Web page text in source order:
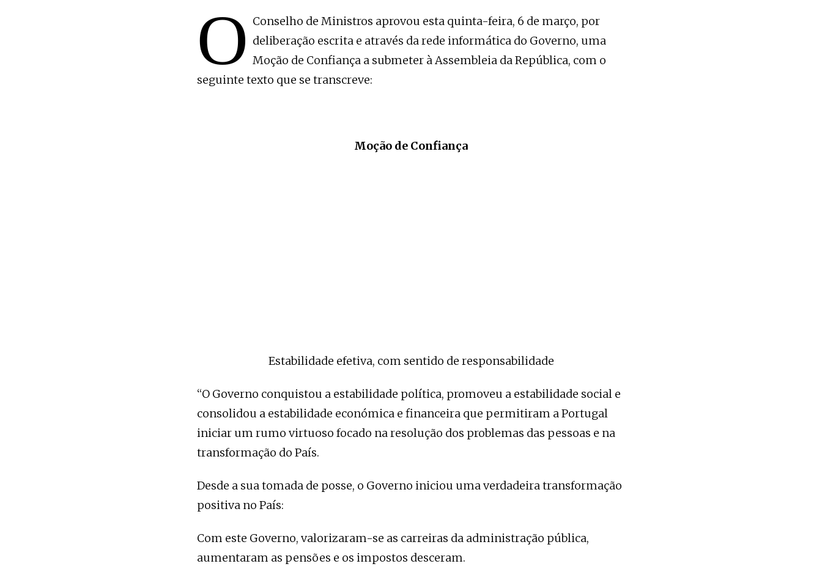
O Conselho de Ministros aprovou esta quinta-feira, 6 de março, por
deliberação escrita e através da rede informática do Governo, uma
Moção de Confiança a submeter à Assembleia da República, com o
seguinte texto que se transcreve:
Moção de Confiança
Estabilidade efetiva, com sentido de responsabilidade
“O Governo conquistou a estabilidade política, promoveu a estabilidade social e
consolidou a estabilidade económica e financeira que permitiram a Portugal
iniciar um rumo virtuoso focado na resolução dos problemas das pessoas e na
transformação do País.
Desde a sua tomada de posse, o Governo iniciou uma verdadeira transformação
positiva no País:
Com este Governo, valorizaram-se as carreiras da administração pública,
aumentaram as pensões e os impostos desceram.